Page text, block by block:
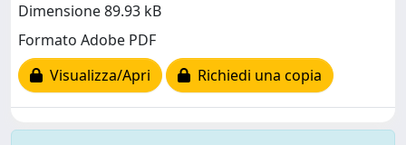
Dimensione 89.93 kB
Formato Adobe PDF
Visualizza/Apri
Richiedi una copia